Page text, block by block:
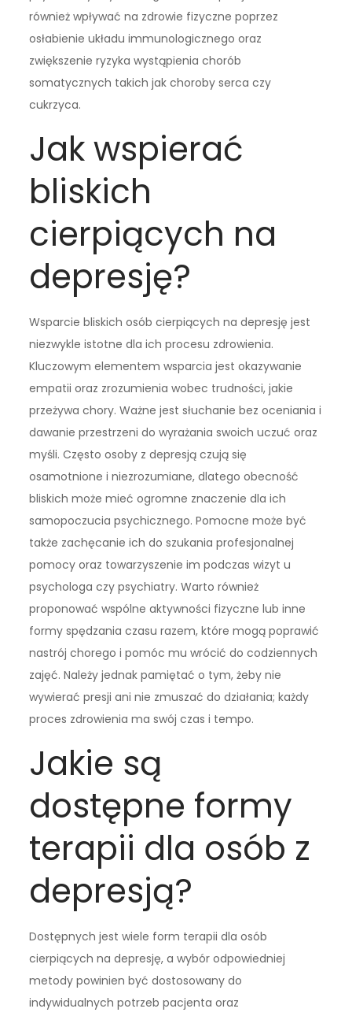
również wpływać na zdrowie fizyczne poprzez
osłabienie układu immunologicznego oraz
zwiększenie ryzyka wystąpienia chorób
somatycznych takich jak choroby serca czy
cukrzyca.
Jak wspierać
bliskich
cierpiących na
depresję?
Wsparcie bliskich osób cierpiących na depresję jest
niezwykle istotne dla ich procesu zdrowienia.
Kluczowym elementem wsparcia jest okazywanie
empatii oraz zrozumienia wobec trudności, jakie
przeżywa chory. Ważne jest słuchanie bez oceniania i
dawanie przestrzeni do wyrażania swoich uczuć oraz
myśli. Często osoby z depresją czują się
osamotnione i niezrozumiane, dlatego obecność
bliskich może mieć ogromne znaczenie dla ich
samopoczucia psychicznego. Pomocne może być
także zachęcanie ich do szukania profesjonalnej
pomocy oraz towarzyszenie im podczas wizyt u
psychologa czy psychiatry. Warto również
proponować wspólne aktywności fizyczne lub inne
formy spędzania czasu razem, które mogą poprawić
nastrój chorego i pomóc mu wrócić do codziennych
zajęć. Należy jednak pamiętać o tym, żeby nie
wywierać presji ani nie zmuszać do działania; każdy
proces zdrowienia ma swój czas i tempo.
Jakie są
dostępne formy
terapii dla osób z
depresją?
Dostępnych jest wiele form terapii dla osób
cierpiących na depresję, a wybór odpowiedniej
metody powinien być dostosowany do
indywidualnych potrzeb pacjenta oraz